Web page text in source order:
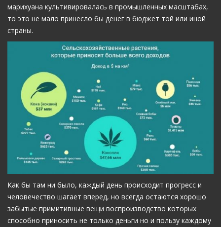
марихуана культивировалась в промышленных масштабах,
то это не мало принесло бы денег в бюджет той или иной
страны.
Как бы там ни было, каждый день происходит прогресс и
человечество шагает вперед, но всегда остаются хорошо
забытые примитивные вещи воспроизводство которых
способно приносить не только деньги но и пользу каждому